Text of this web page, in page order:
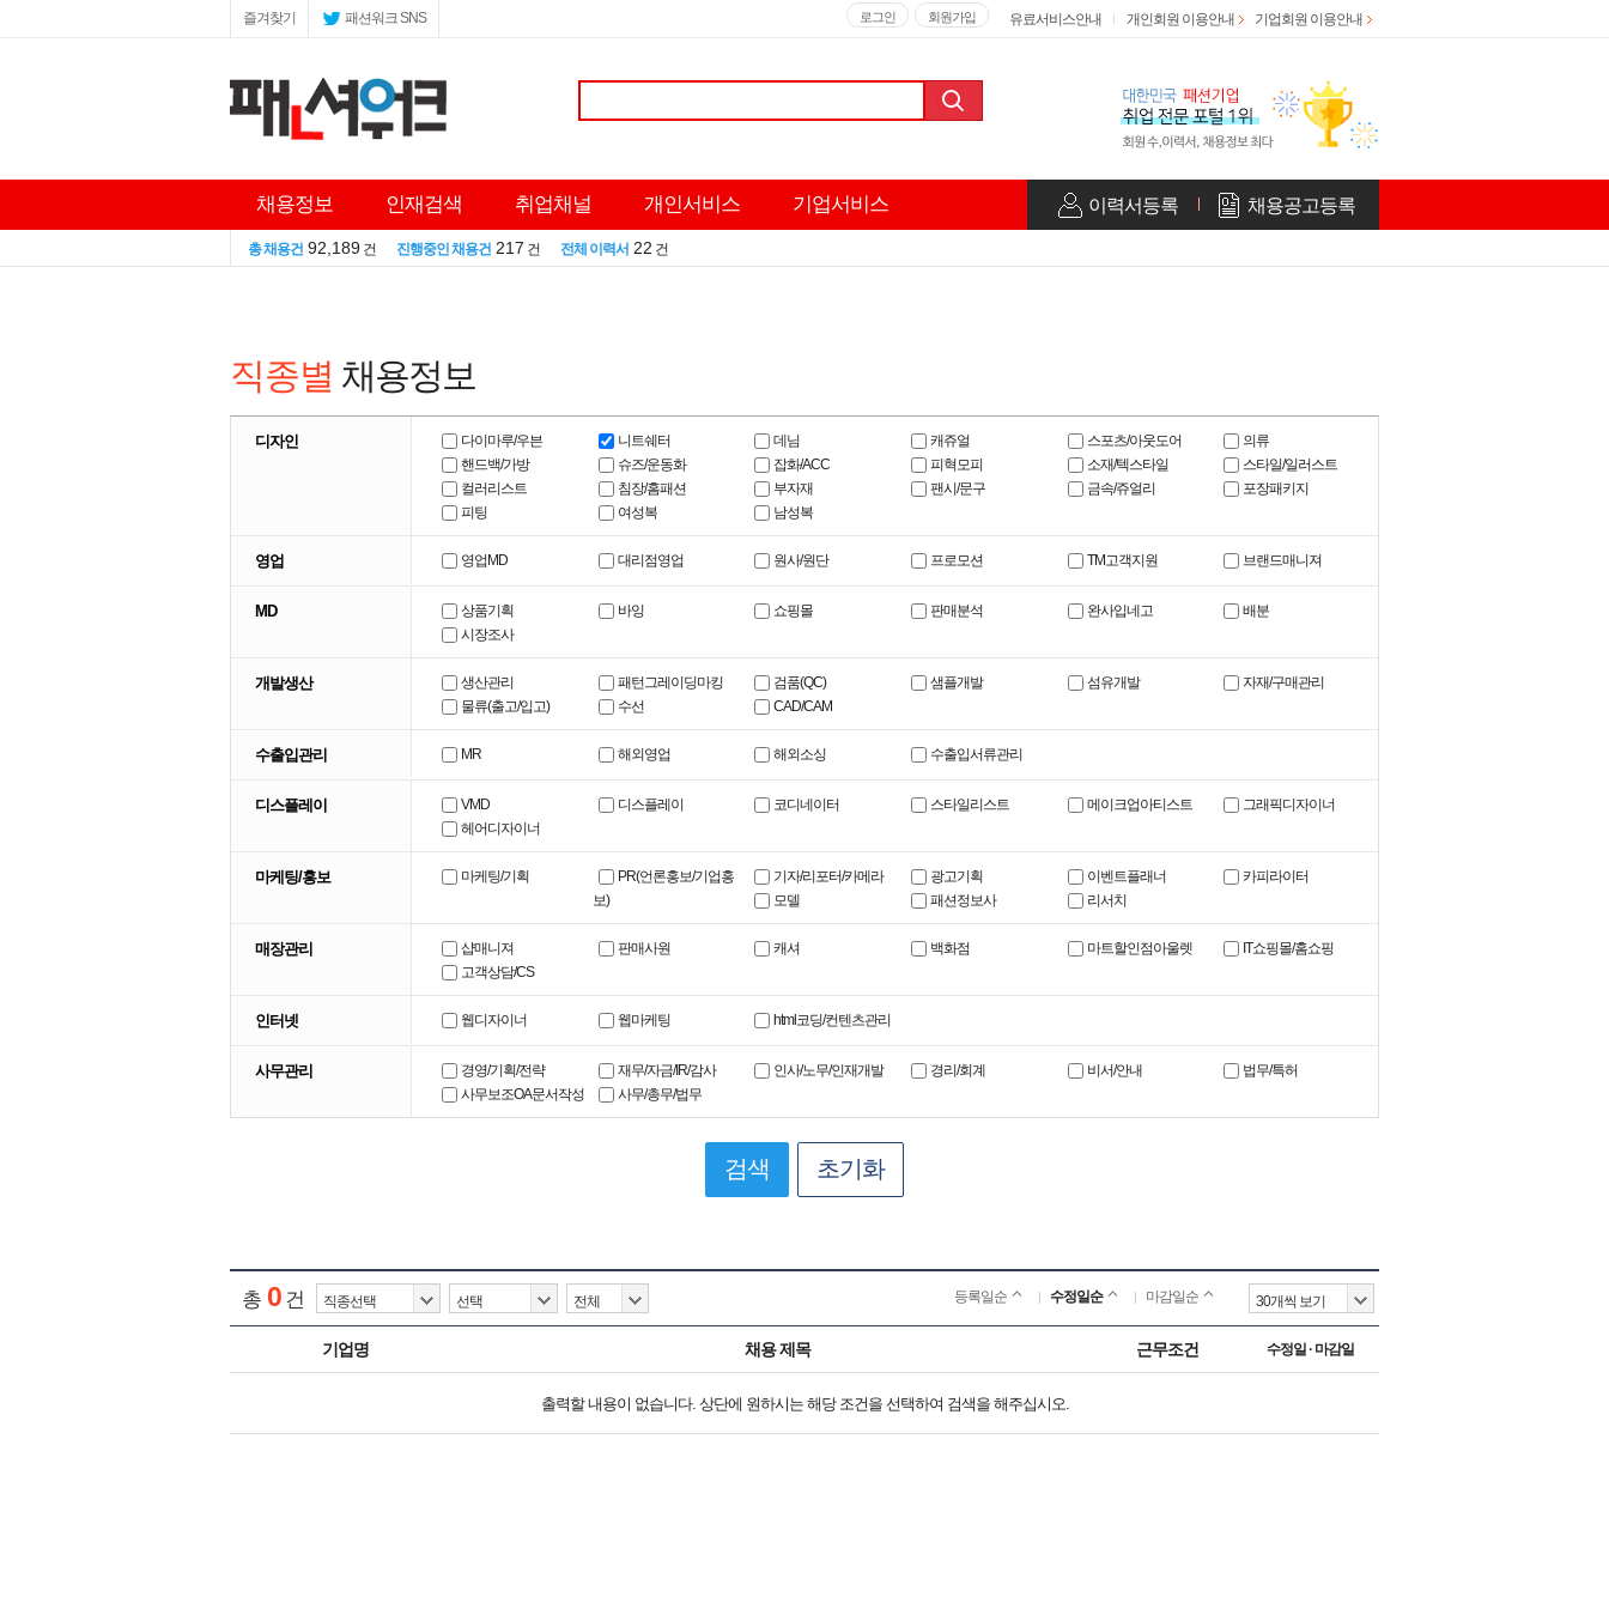
즐겨찾기 패션워크 SNS 로그인 회원가입 유료서비스안내 개인회원 이용안내 기업회원 이용안내
채용정보 인재검색 취업채널 개인서비스 기업서비스 이력서등록 채용공고등록
총 채용건 92,189 건 진행중인 채용건 217 건 전체 이력서 22 건
직종별 채용정보
디자인 다이마루/우븐 니트쉐터 데님 캐쥬얼 스포츠/아웃도어
의류
핸드백/가방
슈즈/운동화 잡화/ACC 피혁모피 소재/텍스타일
스타일/일러스트
컬러리스트
침장/홈패션 부자재 팬시/문구 금속/쥬얼리
포장패키지
피팅
여성복 남성복
영업 영업MD 대리점영업 원사/원단 프로모션 TM고객지원 브랜드매니져
MD 상품기획 바잉 쇼핑몰 판매분석 완사입네고
배분
시장조사
개발생산 생산관리 패턴그레이딩마킹 검품(QC) 샘플개발 섬유개발
자재/구매관리
물류(출고/입고)
수선 CAD/CAM
수출입관리 MR 해외영업 해외소싱 수출입서류관리
디스플레이 VMD 디스플레이 코디네이터 스타일리스트 메이크업아티스트
그래픽디자이너
헤어디자이너
마케팅/홍보 마케팅/기획
PR(언론홍보/기업홍
보)
기자/리포터/카메라 광고기획 이벤트플래너
카피라이터
모델
패션정보사 리서치
매장관리 샵매니져 판매사원 캐셔 백화점 마트할인점아울렛
IT쇼핑몰/홈쇼핑
고객상담/CS
인터넷 웹디자이너 웹마케팅 html코딩/컨텐츠관리
사무관리 경영/기획/전략 재무/자금/IR/감사 인사/노무/인재개발 경리/회계 비서/안내
법무/특허
사무보조OA문서작성
사무/총무/법무
검색 초기화
총 0 건 등록일순 수정일순 마감일순
기업명 채용 제목 근무조건 수정일 · 마감일
출력할 내용이 없습니다. 상단에 원하시는 해당 조건을 선택하여 검색을 해주십시오.